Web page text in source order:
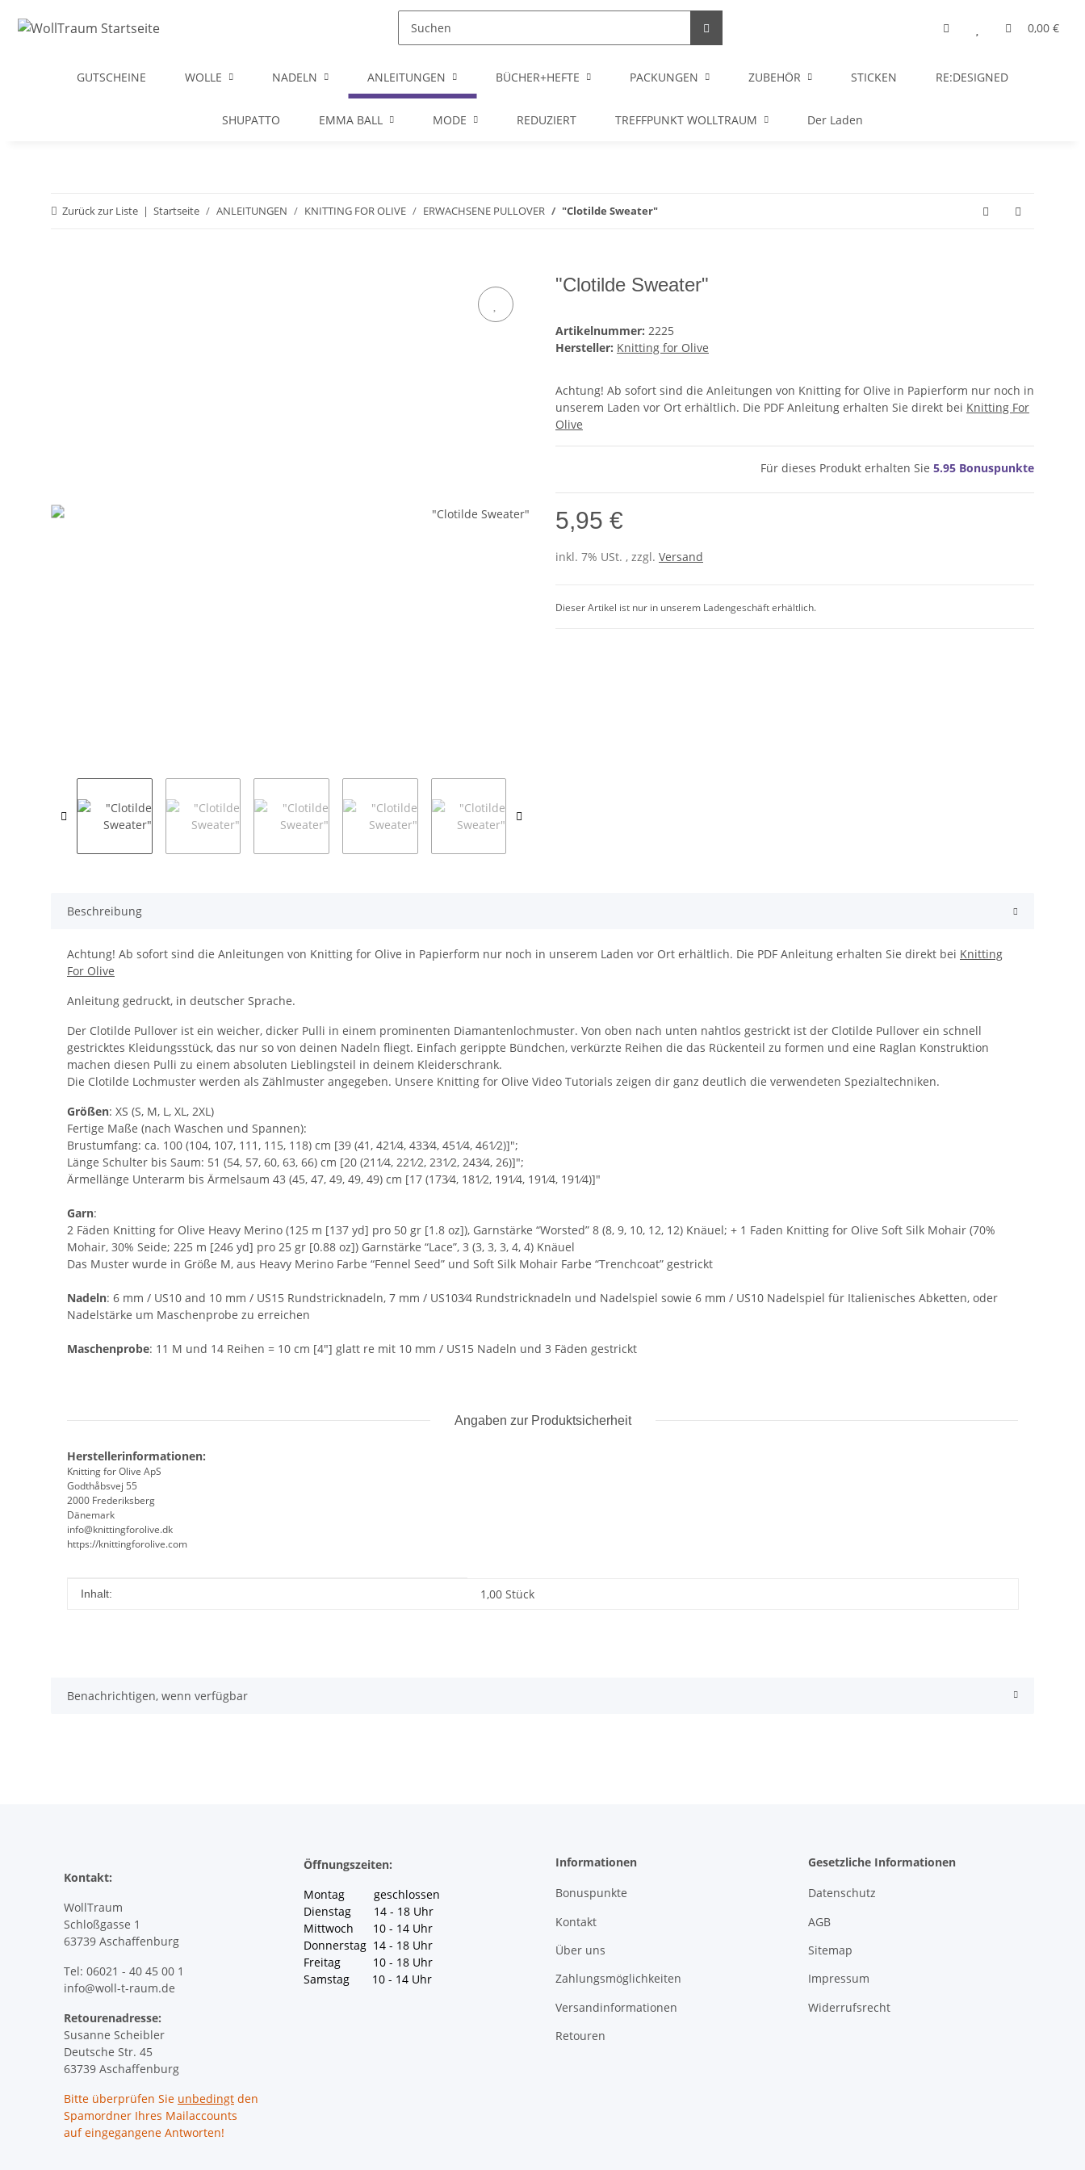
0,00 €
GUTSCHEINE WOLLE NADELN ANLEITUNGEN BÜCHER+HEFTE PACKUNGEN ZUBEHÖR STICKEN RE:DESIGNED
SHUPATTO EMMA BALL MODE REDUZIERT TREFFPUNKT WOLLTRAUM Der Laden
Zurück zur Liste Startseite ANLEITUNGEN KNITTING FOR OLIVE ERWACHSENE PULLOVER "Clotilde Sweater"
"Clotilde Sweater"
Artikelnummer: 2225
Hersteller: Knitting for Olive
Achtung! Ab sofort sind die Anleitungen von Knitting for Olive in Papierform nur noch in
unserem Laden vor Ort erhältlich. Die PDF Anleitung erhalten Sie direkt bei Knitting For
Olive
Für dieses Produkt erhalten Sie 5.95 Bonuspunkte
5,95 €
inkl. 7% USt. , zzgl. Versand
Dieser Artikel ist nur in unserem Ladengeschäft erhältlich.
Beschreibung
Achtung! Ab sofort sind die Anleitungen von Knitting for Olive in Papierform nur noch in unserem Laden vor Ort erhältlich. Die PDF Anleitung erhalten Sie direkt bei Knitting
For Olive
Anleitung gedruckt, in deutscher Sprache.
Der Clotilde Pullover ist ein weicher, dicker Pulli in einem prominenten Diamantenlochmuster. Von oben nach unten nahtlos gestrickt ist der Clotilde Pullover ein schnell
gestricktes Kleidungsstück, das nur so von deinen Nadeln fliegt. Einfach gerippte Bündchen, verkürzte Reihen die das Rückenteil zu formen und eine Raglan Konstruktion
machen diesen Pulli zu einem absoluten Lieblingsteil in deinem Kleiderschrank.
Die Clotilde Lochmuster werden als Zählmuster angegeben. Unsere Knitting for Olive Video Tutorials zeigen dir ganz deutlich die verwendeten Spezialtechniken.
Größen: XS (S, M, L, XL, 2XL)
Fertige Maße (nach Waschen und Spannen):
Brustumfang: ca. 100 (104, 107, 111, 115, 118) cm [39 (41, 421⁄4, 433⁄4, 451⁄4, 461⁄2)]";
Länge Schulter bis Saum: 51 (54, 57, 60, 63, 66) cm [20 (211⁄4, 221⁄2, 231⁄2, 243⁄4, 26)]";
Ärmellänge Unterarm bis Ärmelsaum 43 (45, 47, 49, 49, 49) cm [17 (173⁄4, 181⁄2, 191⁄4, 191⁄4, 191⁄4)]"
Garn:
2 Fäden Knitting for Olive Heavy Merino (125 m [137 yd] pro 50 gr [1.8 oz]), Garnstärke “Worsted” 8 (8, 9, 10, 12, 12) Knäuel; + 1 Faden Knitting for Olive Soft Silk Mohair (70%
Mohair, 30% Seide; 225 m [246 yd] pro 25 gr [0.88 oz]) Garnstärke “Lace”, 3 (3, 3, 3, 4, 4) Knäuel
Das Muster wurde in Größe M, aus Heavy Merino Farbe “Fennel Seed” und Soft Silk Mohair Farbe “Trenchcoat” gestrickt
Nadeln: 6 mm / US10 and 10 mm / US15 Rundstricknadeln, 7 mm / US103⁄4 Rundstricknadeln und Nadelspiel sowie 6 mm / US10 Nadelspiel für Italienisches Abketten, oder
Nadelstärke um Maschenprobe zu erreichen
Maschenprobe: 11 M und 14 Reihen = 10 cm [4"] glatt re mit 10 mm / US15 Nadeln und 3 Fäden gestrickt
Angaben zur Produktsicherheit
Herstellerinformationen:
Knitting for Olive ApS
Godthåbsvej 55
2000 Frederiksberg
Dänemark
info@knittingforolive.dk
https://knittingforolive.com
Produkteigenschaft
Wert
Inhalt: 1,00 Stück
Benachrichtigen, wenn verfügbar
Kontakt:
WollTraum
Schloßgasse 1
63739 Aschaffenburg
Tel: 06021 - 40 45 00 1
info@woll-t-raum.de
Retourenadresse:
Susanne Scheibler
Deutsche Str. 45
63739 Aschaffenburg
Bitte überprüfen Sie unbedingt den
Spamordner Ihres Mailaccounts
auf eingegangene Antworten!
Öffnungszeiten:
Montag geschlossen
Dienstag 14 - 18 Uhr
Mittwoch 10 - 14 Uhr
Donnerstag 14 - 18 Uhr
Freitag 10 - 18 Uhr
Samstag 10 - 14 Uhr
Informationen
Bonuspunkte
Kontakt
Über uns
Zahlungsmöglichkeiten
Versandinformationen
Retouren
Gesetzliche Informationen
Datenschutz
AGB
Sitemap
Impressum
Widerrufsrecht